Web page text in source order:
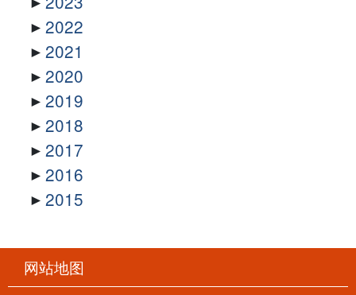
2022
2021
2020
2019
2018
2017
2016
2015
网站地图